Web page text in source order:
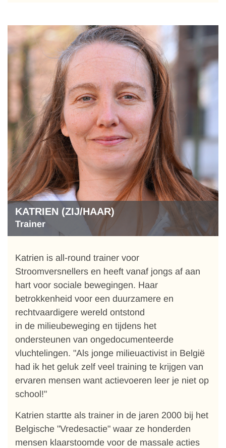
KATRIEN (ZIJ/HAAR)
Trainer
Katrien is all-round trainer voor
Stroomversnellers en heeft vanaf jongs af aan
hart voor sociale bewegingen. Haar
betrokkenheid voor een duurzamere en
rechtvaardigere wereld ontstond
in de milieubeweging en tijdens het
ondersteunen van ongedocumenteerde
vluchtelingen. "Als jonge milieuactivist in België
had ik het geluk zelf veel training te krijgen van
ervaren mensen want actievoeren leer je niet op
school!"
Katrien startte als trainer in de jaren 2000 bij het
Belgische "Vredesactie" waar ze honderden
mensen klaarstoomde voor de massale acties